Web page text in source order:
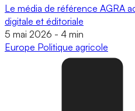
Le média de référence AGRA
digitale et éditoriale
5 mai 2026 - 4 min
Europe Politique agricole